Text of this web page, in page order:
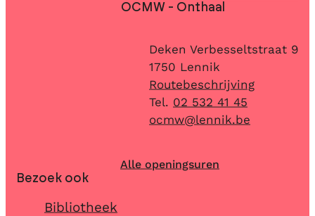
OCMW - Onthaal
AdresDeken Verbesseltstraat 9
,1750 Lennik
Routebeschrijving
02 532 41 45
E-mailocmw@lennik.be
Alle openingsuren
Bezoek ook
Bibliotheek